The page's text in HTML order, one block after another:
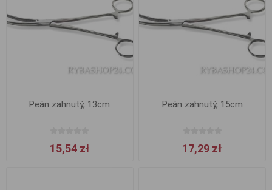
Peán zahnutý, 13cm
15,54 zł
Peán zahnutý, 15cm
17,29 zł